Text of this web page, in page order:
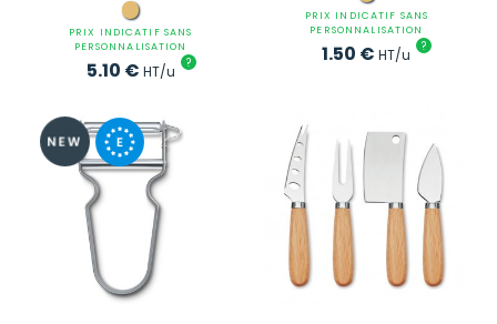
PRIX INDICATIF SANS
PERSONNALISATION
5.10 € HT/u ?
PRIX INDICATIF SANS
PERSONNALISATION
1.50 € HT/u ?